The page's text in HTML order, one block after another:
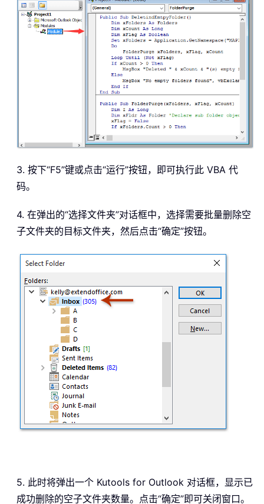
3. 按下“F5”键或点击“运行”按钮，即可执行此 VBA 代
码。
4. 在弹出的“选择文件夹”对话框中，选择需要批量删除空
子文件夹的目标文件夹，然后点击“确定”按钮。
5. 此时将弹出一个 Kutools for Outlook 对话框，显示已
成功删除的空子文件夹数量。点击“确定”即可关闭窗口。